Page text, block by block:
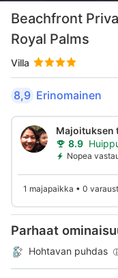
Beachfront
Royal Palms
Villa
8,9 Erinomainen
Majoituksen
8.9
Nopea
1 majapaikka • 0
Parhaat
Hohtavan puhdas